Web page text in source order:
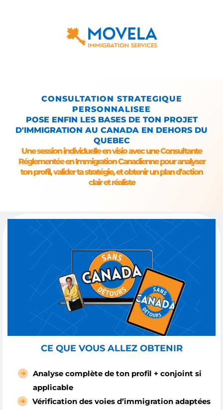
CONSULTATION STRATEGIQUE
PERSONNALISEE
POSE ENFIN LES BASES DE TON PROJET
D'IMMIGRATION AU CANADA EN DEHORS DU
QUEBEC
Une session individuelle en visio avec une Consultante
Réglementée en Immigration Canadienne pour analyser
ton profil, valider ta stratégie, et obtenir un plan d’action
clair et réaliste
CE QUE VOUS ALLEZ OBTENIR
Analyse complète de ton profil + conjoint si
applicable
Vérification des voies d’immigration adaptées